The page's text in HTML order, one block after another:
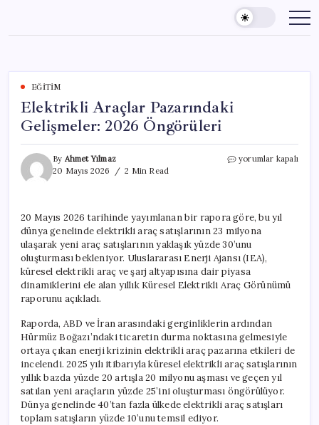
content
EĞITIM
Elektrikli Araçlar Pazarındaki
Gelişmeler: 2026 Öngörüleri
By Ahmet Yılmaz
20 Mayıs 2026
2 Min Read
Elektrikli
Öngörüleri
için
yorumlar kapalı
20 Mayıs 2026 tarihinde yayımlanan bir rapora göre, bu yıl
dünya genelinde elektrikli araç satışlarının 23 milyona
ulaşarak yeni araç satışlarının yaklaşık yüzde 30’unu
oluşturması bekleniyor. Uluslararası Enerji Ajansı (IEA),
küresel elektrikli araç ve şarj altyapısına dair piyasa
dinamiklerini ele alan yıllık Küresel Elektrikli Araç Görünümü
raporunu açıkladı.
Raporda, ABD ve İran arasındaki gerginliklerin ardından
Hürmüz Boğazı’ndaki ticaretin durma noktasına gelmesiyle
ortaya çıkan enerji krizinin elektrikli araç pazarına etkileri de
incelendi. 2025 yılı itibarıyla küresel elektrikli araç satışlarının
yıllık bazda yüzde 20 artışla 20 milyonu aşması ve geçen yıl
satılan yeni araçların yüzde 25’ini oluşturması öngörülüyor.
Dünya genelinde 40’tan fazla ülkede elektrikli araç satışları
toplam satışların yüzde 10’unu temsil ediyor.